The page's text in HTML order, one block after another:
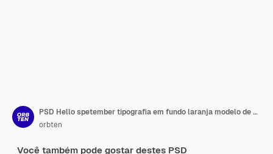
PSD Hello spetember tipografia em fundo laranja modelo de postagem do Instagram
orbten
Você também pode gostar destes PSD